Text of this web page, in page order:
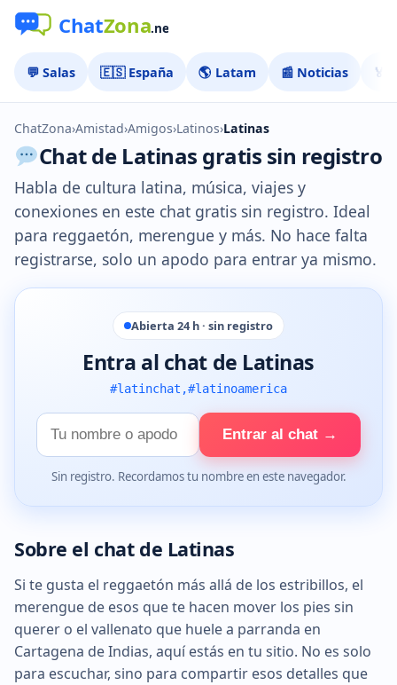
💬 Salas 🇪🇸 España 🌎 Latam 📰 Noticias 🏅
ChatZona›Amistad›Amigos›Latinos›Latinas
Chat de Latinas gratis sin registro
Habla de cultura latina, música, viajes y
conexiones en este chat gratis sin registro. Ideal
para reggaetón, merengue y más. No hace falta
registrarse, solo un apodo para entrar ya mismo.
Abierta 24 h · sin registro
Entra al chat de Latinas
#latinchat,#latinoamerica
Tu
nombre
Entrar al chat →
Sin registro. Recordamos tu nombre en este navegador.
Sobre el chat de Latinas
Si te gusta el reggaetón más allá de los estribillos, el
merengue de esos que te hacen mover los pies sin
querer o el vallenato que huele a parranda en
Cartagena de Indias, aquí estás en tu sitio. No es solo
para escuchar, sino para compartir esos detalles que